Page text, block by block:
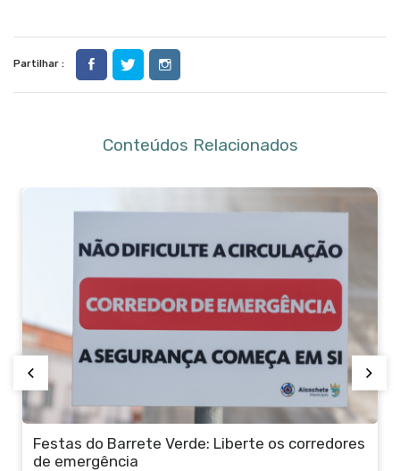
Partilhar :
Conteúdos Relacionados
Festas do Barrete Verde: Liberte os corredores
de emergência